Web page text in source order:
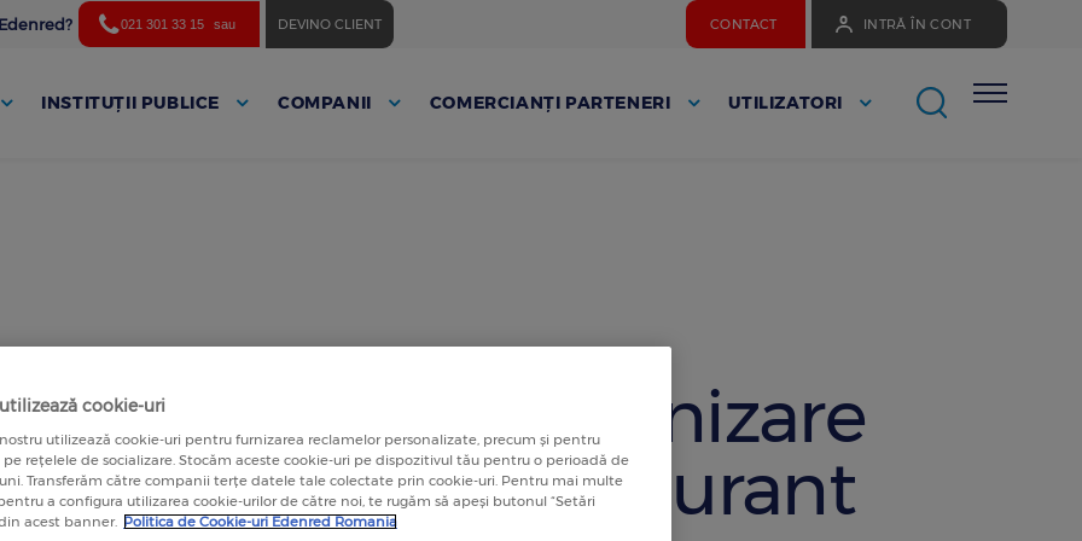
021 301 33 15 sau DEVINO CLIENT CONTACT INTRĂ ÎN CONT
INSTITUȚII PUBLICE COMPANII COMERCIANȚI PARTENERI UTILIZATORI
organizare
restaurant
cookie-uri
utilizează cookie-uri pentru furnizarea reclamelor personalizate, precum și pentru
rețelele de socializare. Stocăm aceste cookie-uri pe dispozitivul tău pentru o perioadă de
Transferăm către companii terțe datele tale colectate prin cookie-uri. Pentru mai multe
a configura utilizarea cookie-urilor de către noi, te rugăm să apeși butonul “Setări
acest banner. Politica de Cookie-uri Edenred Romania